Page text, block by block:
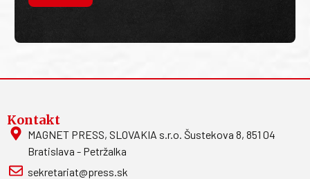
Kontakt
MAGNET PRESS, SLOVAKIA s.r.o. Šustekova 8, 851 04
Bratislava - Petržalka
sekretariat@press.sk